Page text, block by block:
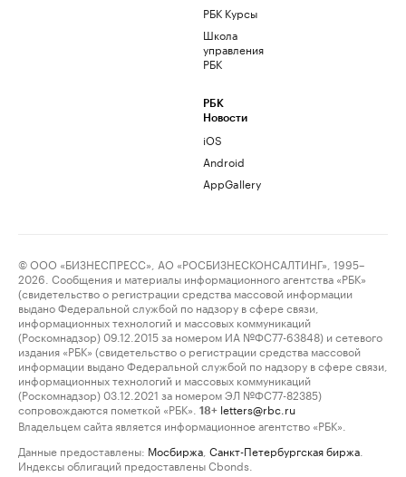
РБК Курсы
Школа
управления
РБК
РБК
Новости
iOS
Android
AppGallery
© ООО «БИЗНЕСПРЕСС», АО «РОСБИЗНЕСКОНСАЛТИНГ», 1995–
2026. Сообщения и материалы информационного агентства «РБК»
(свидетельство о регистрации средства массовой информации
выдано Федеральной службой по надзору в сфере связи,
информационных технологий и массовых коммуникаций
(Роскомнадзор) 09.12.2015 за номером ИА №ФС77-63848) и сетевого
издания «РБК» (свидетельство о регистрации средства массовой
информации выдано Федеральной службой по надзору в сфере связи,
информационных технологий и массовых коммуникаций
(Роскомнадзор) 03.12.2021 за номером ЭЛ №ФС77-82385)
сопровождаются пометкой «РБК».
18+ letters@rbc.ru
Владельцем сайта является информационное агентство «РБК».
Данные предоставлены: Мосбиржа Санкт-Петербургская биржа
Индексы облигаций предоставлены Cbonds.